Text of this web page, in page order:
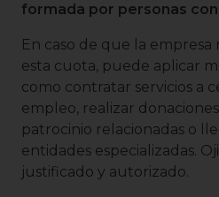
formada por personas
En caso de que la
esta cuota, puede aplicar
como contratar servicios a
empleo, realizar
patrocinio relacionadas o
entidades especializadas.
justificado y autorizado.